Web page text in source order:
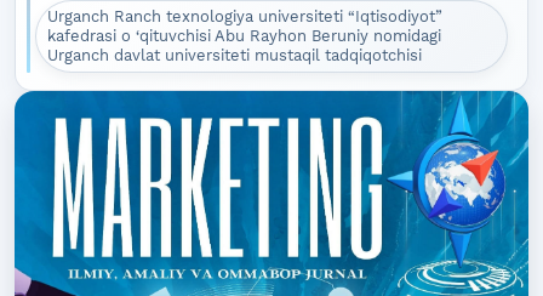
Urganch Ranch texnologiya universiteti “Iqtisodiyot”
kafedrasi o ‘qituvchisi Abu Rayhon Beruniy nomidagi
Urganch davlat universiteti mustaqil tadqiqotchisi